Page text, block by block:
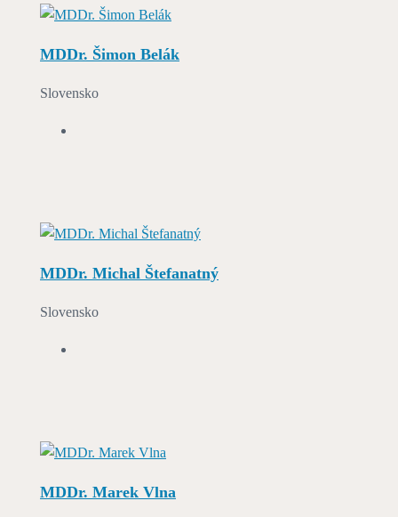
MDDr. Šimon Belák
Slovensko
MDDr. Michal Štefanatný
Slovensko
MDDr. Marek Vlna